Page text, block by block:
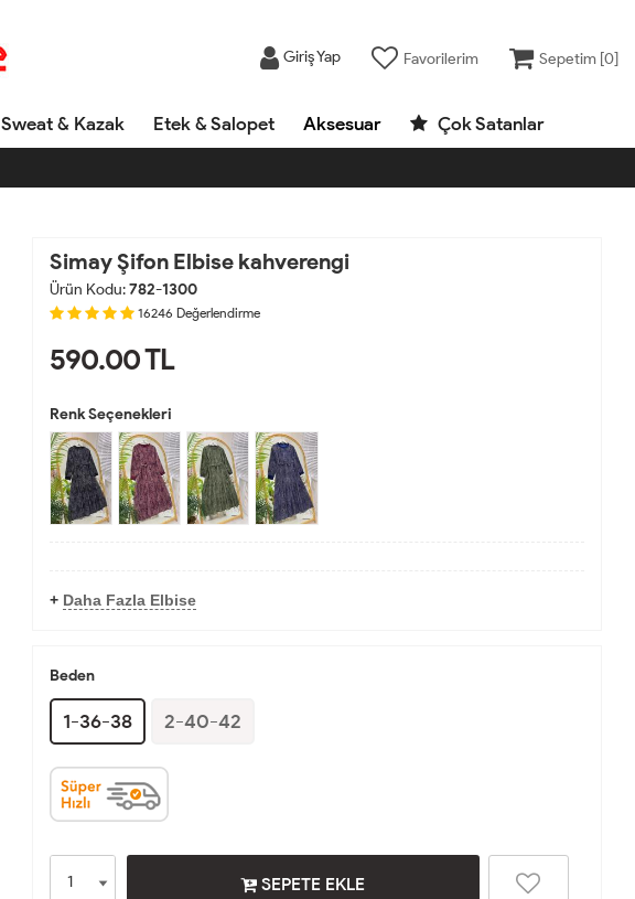
Giriş Yap Favorilerim Sepetim [0]
Sweat & Kazak Etek & Salopet Aksesuar Çok Satanlar
Simay Şifon Elbise kahverengi
Ürün Kodu:782-1300
16246 Değerlendirme
590.00TL
Renk Seçenekleri
+ Daha Fazla Elbise
Beden
1-36-38 2-40-42
SEPETE EKLE